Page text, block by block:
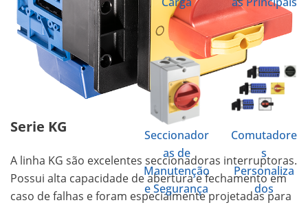
Seccionador
as de
Manutenção
e Segurança
Comutadore
s
Personaliza
dos
Serie KG
A linha KG são excelentes seccionadoras interruptoras.
Possui alta capacidade de abertura e fechamento em
caso de falhas e foram especialmente projetadas para